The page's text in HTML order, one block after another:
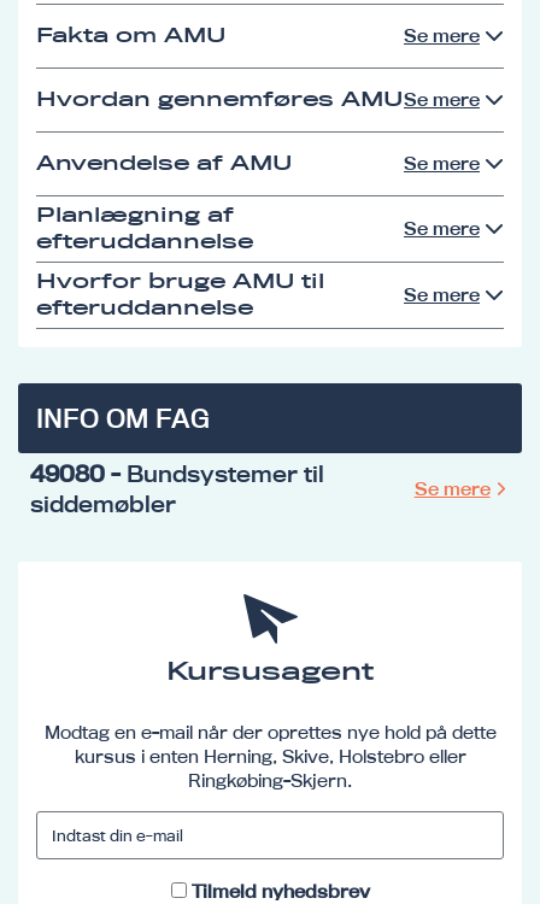
Fakta om AMU Se mere
Hvordan gennemføres AMUSe mere
Anvendelse af AMU Se mere
Planlægning af
efteruddannelse
Se mere
Hvorfor bruge AMU til
efteruddannelse
Se mere
INFO OM FAG
49080 - Bundsystemer til
siddemøbler
Se mere
Kursusagent
Modtag en e-mail når der oprettes nye hold på dette
kursus i enten Herning, Skive, Holstebro eller
Ringkøbing-Skjern.
Tilmeld nyhedsbrev